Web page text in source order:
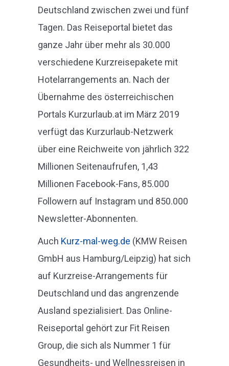
Deutschland zwischen zwei und fünf
Tagen. Das Reiseportal bietet das
ganze Jahr über mehr als 30.000
verschiedene Kurzreisepakete mit
Hotelarrangements an. Nach der
Übernahme des österreichischen
Portals Kurzurlaub.at im März 2019
verfügt das Kurzurlaub-Netzwerk
über eine Reichweite von jährlich 322
Millionen Seitenaufrufen, 1,43
Millionen Facebook-Fans, 85.000
Followern auf Instagram und 850.000
Newsletter-Abonnenten.
Auch Kurz-mal-weg.de (KMW Reisen
GmbH aus Hamburg/Leipzig) hat sich
auf Kurzreise-Arrangements für
Deutschland und das angrenzende
Ausland spezialisiert. Das Online-
Reiseportal gehört zur Fit Reisen
Group, die sich als Nummer 1 für
Gesundheits- und Wellnessreisen in